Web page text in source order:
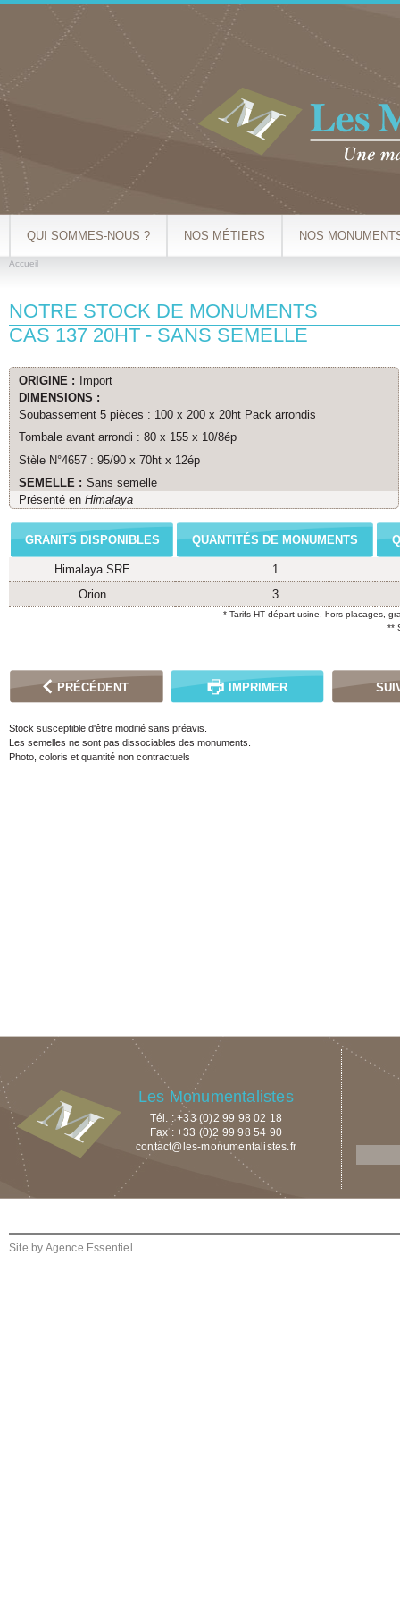
QUI SOMMES-NOUS ? NOS MÉTIERS NOS
Accueil
NOTRE STOCK DE MONUMENTS
CAS 137 20HT - SANS SEMELLE
ORIGINE :
Import
DIMENSIONS :
Soubassement 5 pièces : 100 x 200 x 20ht Pack arrondis
Tombale avant arrondi : 80 x 155 x 10/8ép
Stèle N°4657 : 95/90 x 70ht x 12ép
SEMELLE : Sans semelle
Présenté en Himalaya
GRANITS DISPONIBLES QUANTITÉS DE MONUMENTS
Himalaya SRE
1
Orion
3
* Tarifs HT départ usine, hors placages,
**
PRÉCÉDENT IMPRIMER
Stock susceptible d'être modifié sans préavis.
Les semelles ne sont pas dissociables des monuments.
Photo, coloris et quantité non contractuels
Les Monumentalistes
Tél. : +33 (0)2 99 98 02 18
Fax : +33 (0)2 99 98 54 90
contact@les-monumentalistes.fr
Site by Agence Essentiel